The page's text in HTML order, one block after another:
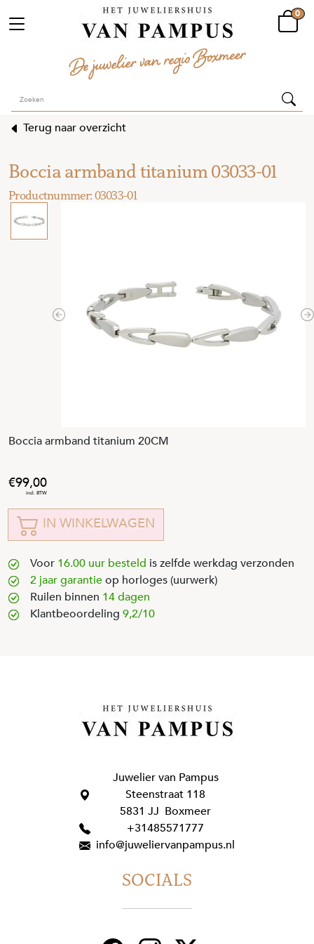
0
Terug naar overzicht
Boccia armband titanium 03033-01
Previous
Boccia armband titanium 20CM
99,00
IN WINKELWAGEN
Voor 16.00 uur besteld is zelfde werkdag verzonden
2 jaar garantieop horloges (uurwerk)
Ruilen binnen 14 dagen
Klantbeoordeling 9,2/10
Juwelier van Pampus
Steenstraat 118
5831 JJ Boxmeer
+31485571777
info@juweliervanpampus.nl
SOCIALS